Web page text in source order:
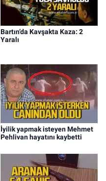
Bartın’da Kavşakta Kaza: 2
Yaralı
İyilik yapmak isteyen Mehmet
Pehlivan hayatını kaybetti